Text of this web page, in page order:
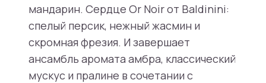
мандарин. Сердце Or Noir от Baldinini:
спелый персик, нежный жасмин и
скромная фрезия. И завершает
ансамбль аромата амбра, классический
мускус и пралине в сочетании с